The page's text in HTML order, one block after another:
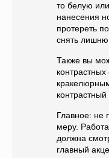
то белую
нанесения
протереть
снять
Также вы
Главное: не
меру.
должна
главный